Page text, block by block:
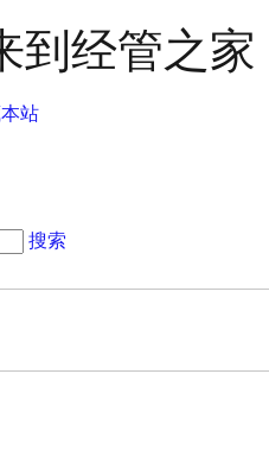
到经管之家
站
搜索